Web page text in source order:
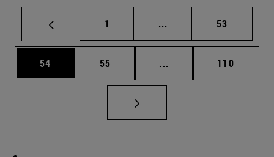
Página
1 ... Páginas intermedias
Página
53
Página
54 Página
55 ... Páginas intermedias
Página
110